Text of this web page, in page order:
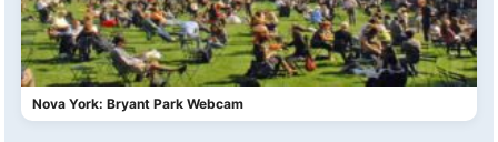
Nova York: Bryant Park Webcam